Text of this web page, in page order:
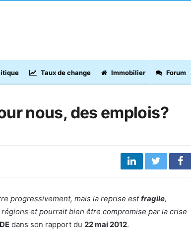
Taux de change Immobilier Forum
nous, des emplois?
progressivement, mais la reprise estfragile,
et pourrait bien être compromise par la crise
dans son rapport du 22 mai 2012.